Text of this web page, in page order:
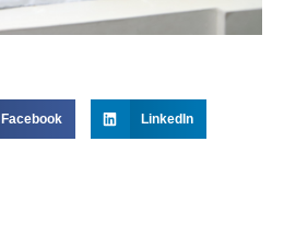
Facebook LinkedIn